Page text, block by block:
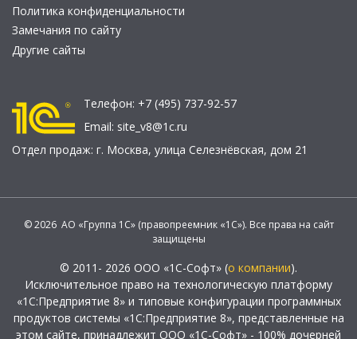
Политика конфиденциальности
Замечания по сайту
Другие сайты
Телефон: +7 (495) 737-92-57
Email: site_v8@1c.ru
Отдел продаж: г. Москва, улица Селезнёвская, дом 21
© 2026 АО «Группа 1С» (правопреемник «1С»). Все права на сайт
защищены
© 2011- 2026 ООО «1С-Софт» (о компании).
Исключительное право на технологическую платформу
«1С:Предприятие 8» и типовые конфигурации программных
продуктов системы «1С:Предприятие 8», представленные на
этом сайте, принадлежит ООО «1С-Софт» - 100% дочерней